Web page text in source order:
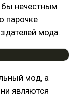
бы нечестным
парочке
мода.
мод, а
являются